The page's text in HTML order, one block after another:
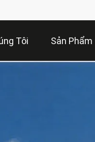
Tôi Sản Phẩm